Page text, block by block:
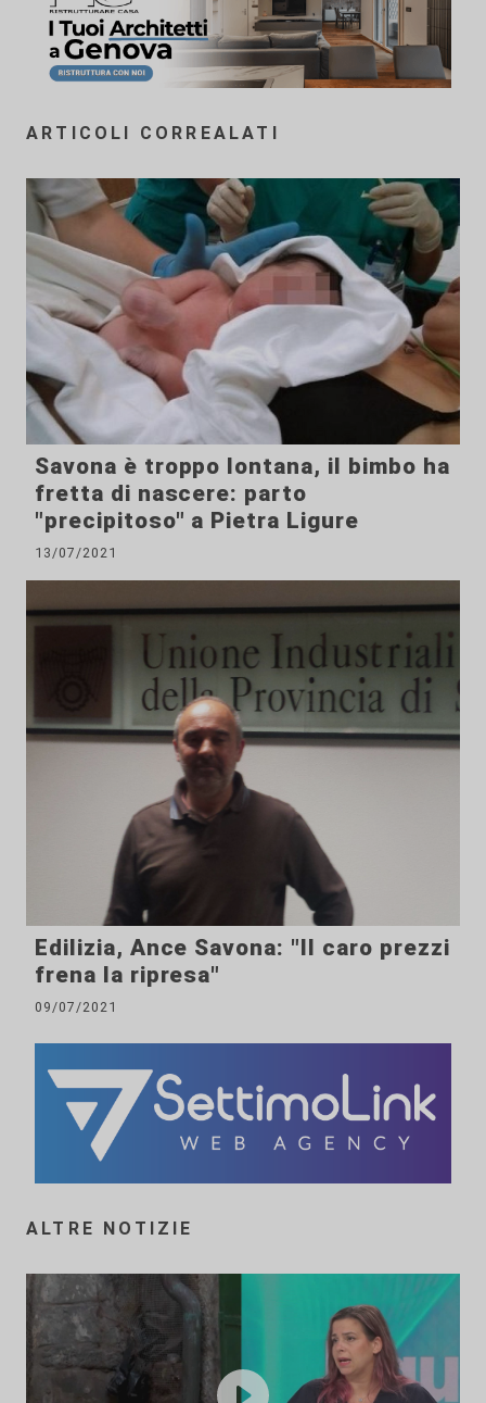
ARTICOLI CORREALATI
Savona è troppo lontana, il bimbo ha
fretta di nascere: parto
"precipitoso" a Pietra Ligure
13/07/2021
Edilizia, Ance Savona: "Il caro prezzi
frena la ripresa"
09/07/2021
ALTRE NOTIZIE